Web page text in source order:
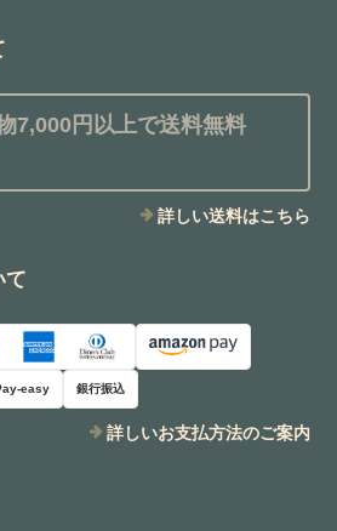
7,000円以上で送料無料
詳しい送料はこちら
て
easy 銀行振込
詳しいお支払方法のご案内